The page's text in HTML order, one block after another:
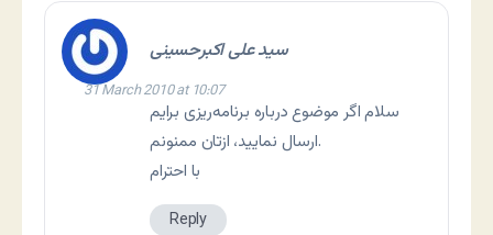
سید علی اکبرحسینی
31 March 2010 at 10:07
سلام اگر موضوع درباره برنامه‌ریزی برایم
ارسال نمایید، ازتان ممنونم.
با احترام
Reply